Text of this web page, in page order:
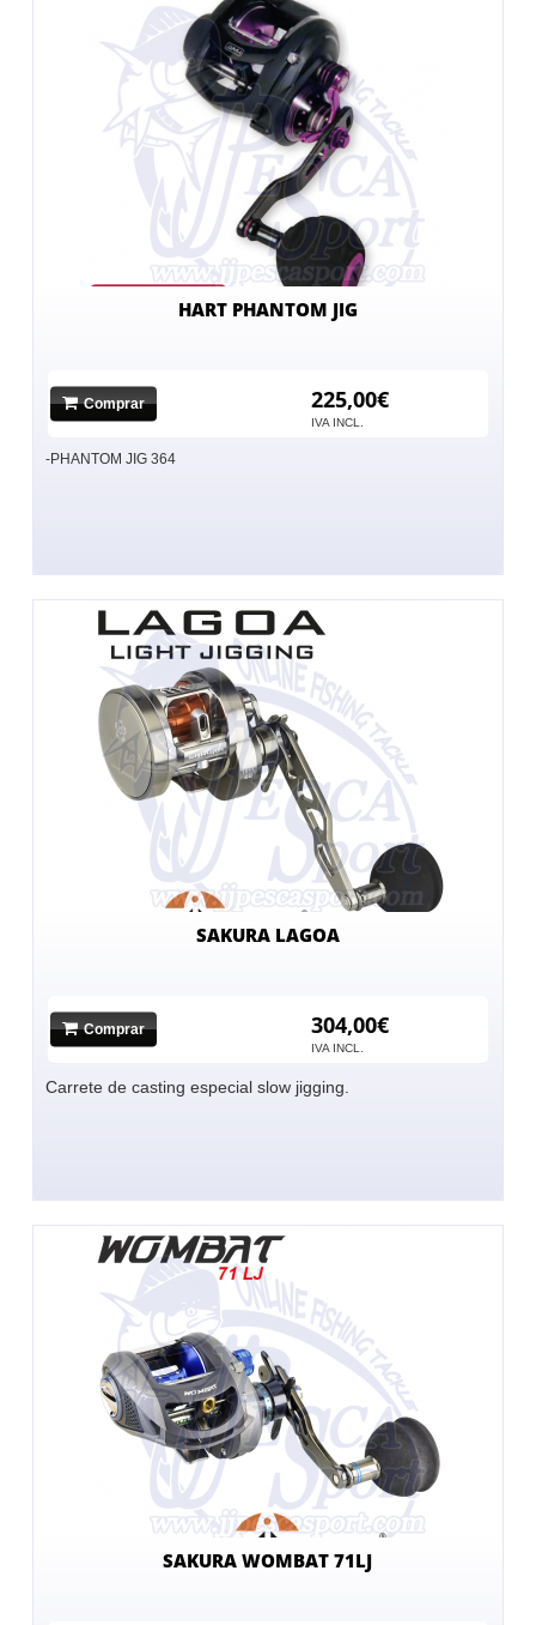
HART PHANTOM JIG
Comprar 225,00€
IVA INCL.
-PHANTOM JIG 364
SAKURA LAGOA
Comprar 304,00€
IVA INCL.
Carrete de casting especial slow jigging.
SAKURA WOMBAT 71LJ